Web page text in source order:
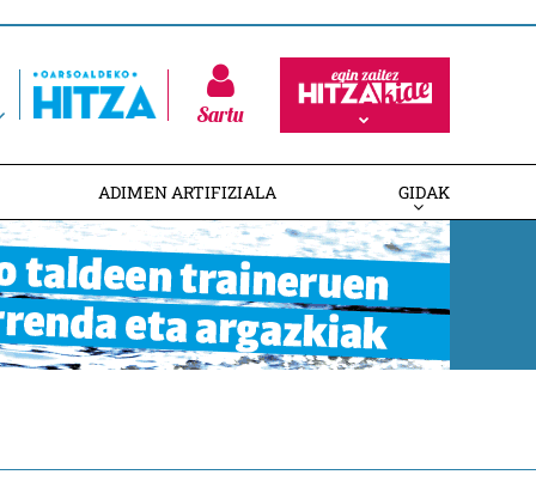
Sartu
ADIMEN ARTIFIZIALA GIDAK